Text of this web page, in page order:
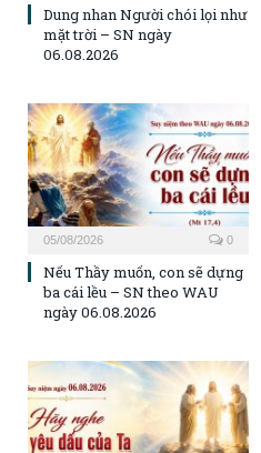
Dung nhan Người chói lọi như
mặt trời – SN ngày
06.08.2026
05/08/2026 0
Nếu Thầy muốn, con sẽ dựng
ba cái lều – SN theo WAU
ngày 06.08.2026